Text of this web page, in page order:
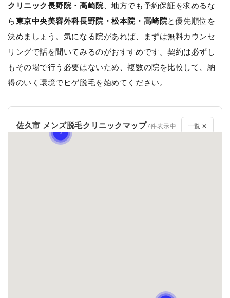
クリニック長野院・高崎院、地方でも予約保証を求めるな
ら東京中央美容外科長野院・松本院・高崎院と優先順位を
決めましょう。気になる院があれば、まずは無料カウンセ
リングで話を聞いてみるのがおすすめです。契約は必ずし
もその場で行う必要はないため、複数の院を比較して、納
得のいく環境でヒゲ脱毛を始めてください。
佐久市 メンズ脱毛クリニックマップ7件表示中 一覧 ✕